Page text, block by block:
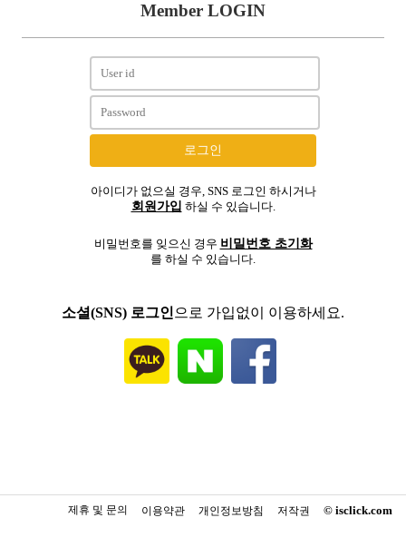
Member LOGIN
아이디가 없으실 경우, SNS 로그인 하시거나
회원가입 하실 수 있습니다.
비밀번호를 잊으신 경우 비밀번호 초기화
를 하실 수 있습니다.
소셜(SNS) 로그인 으로 가입없이 이용하세요.
© isclick.com
저작권
개인정보방침
이용약관
제휴 및 문의